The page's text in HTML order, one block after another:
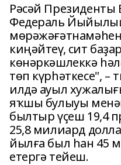
Рәсәй
Федераль
киңәйтеү, сит
көнәркәшлеккә
төп күрһәткесе", –
илдә ауыл
яҡшы булыуы
былтыр үҫеш 19,4
25,8 милиард
йылға был һан 45
етергә тейеш.